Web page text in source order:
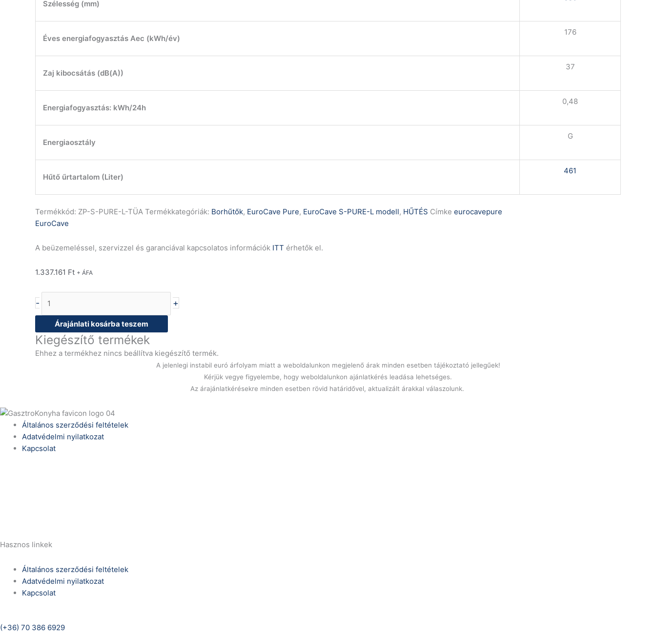
Szélesség (mm)
Éves energiafogyasztás Aec (kWh/év)
176
Zaj kibocsátás (dB(A))
37
Energiafogyasztás: kWh/24h
0,48
Energiaosztály
G
Hűtő űrtartalom (Liter)
461
Termékkód: ZP-S-PURE-L-TÜA Termékkategóriák: Borhűtők, EuroCave Pure, EuroCave S-PURE-L modell, HŰTÉS Címke eurocavepure
EuroCave
A beüzemeléssel, szervizzel és garanciával kapcsolatos információk ITT érhetők el.
1.337.161 Ft + ÁFA
- +
Árajánlati kosárba teszem
Kiegészítő termékek
Ehhez a termékhez nincs beállítva kiegészítő termék.
A jelenlegi instabil euró árfolyam miatt a weboldalunkon megjelenő árak minden esetben tájékoztató jellegűek!
Kérjük vegye figyelembe, hogy weboldalunkon ajánlatkérés leadása lehetséges.
Az árajánlatkérésekre minden esetben rövid határidővel, aktualizált árakkal válaszolunk.
Általános szerződési feltételek
Adatvédelmi nyilatkozat
Kapcsolat
Hasznos linkek
Általános szerződési feltételek
Adatvédelmi nyilatkozat
Kapcsolat
(+36) 70 386 6929